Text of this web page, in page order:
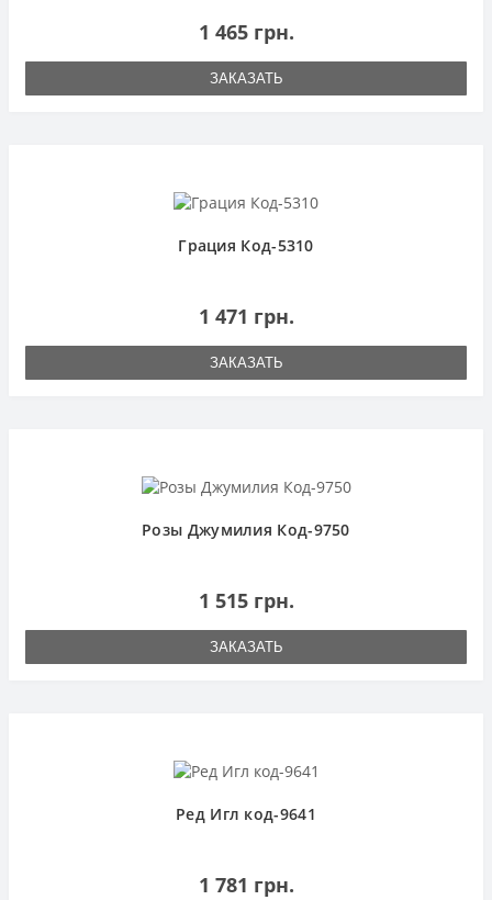
1 465 грн.
ЗАКАЗАТЬ
Грация Код-5310
1 471 грн.
ЗАКАЗАТЬ
Розы Джумилия Код-9750
1 515 грн.
ЗАКАЗАТЬ
Ред Игл код-9641
1 781 грн.